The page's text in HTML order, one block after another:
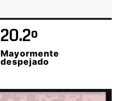
20.2º
Mayormente
despejado